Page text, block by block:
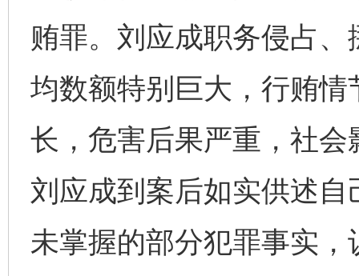
贿罪。刘应成职务侵占
均数额特别巨大，行贿
长，危害后果严重，社
刘应成到案后如实供述
未掌握的部分犯罪事实